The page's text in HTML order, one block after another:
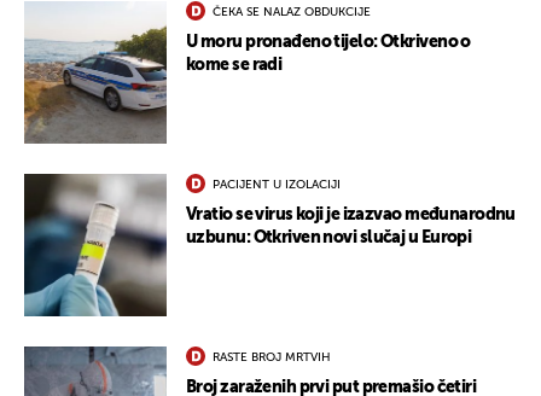
ČEKA SE NALAZ OBDUKCIJE
U moru pronađeno tijelo: Otkriveno o
kome se radi
PACIJENT U IZOLACIJI
Vratio se virus koji je izazvao međunarodnu
uzbunu: Otkriven novi slučaj u Europi
RASTE BROJ MRTVIH
Broj zaraženih prvi put premašio četiri